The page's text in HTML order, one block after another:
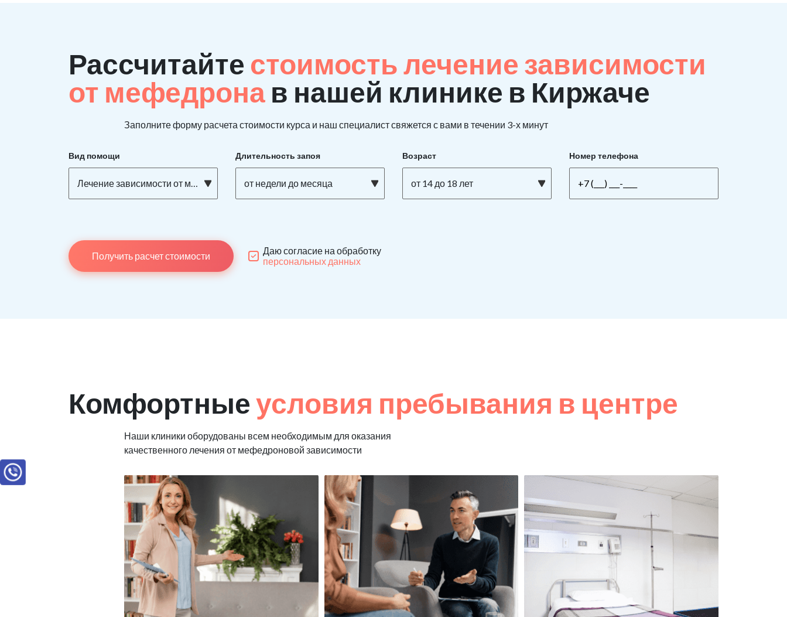
Рассчитайте стоимость лечение зависимости
от мефедрона в нашей клинике в Киржаче
Заполните форму расчета стоимости курса и наш специалист свяжется с вами в течении 3-х минут
Вид помощи
Лечение зависимости от мефедрона
Длительность запоя
от недели до месяца
Возраст
от 14 до 18 лет
Номер телефона
Получить расчет стоимости
Даю согласие на обработку
персональных данных
Комфортныеусловия пребывания в центре
Наши клиники оборудованы всем необходимым для оказания
качественного лечения от мефедроновой зависимости